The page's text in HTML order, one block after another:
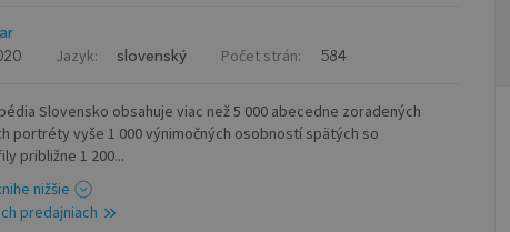
Jazyk: slovenský Počet strán: 584
Slovensko obsahuje viac než 5 000 abecedne zoradených
portréty vyše 1 000 výnimočných osobností spätých so
približne 1 200...
nižšie
predajniach